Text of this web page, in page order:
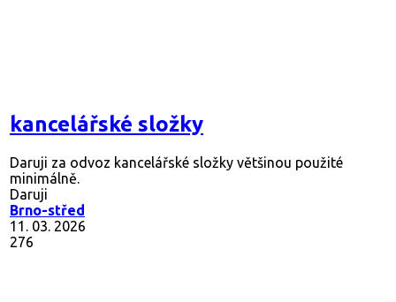
kancelářské složky
Daruji za odvoz kancelářské složky většinou použité
minimálně.
Daruji
Brno-střed
11. 03. 2026
276